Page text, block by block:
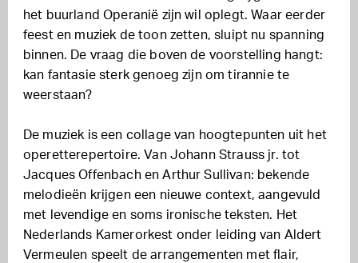
het buurland Operanië zijn wil oplegt. Waar eerder
feest en muziek de toon zetten, sluipt nu spanning
binnen. De vraag die boven de voorstelling hangt:
kan fantasie sterk genoeg zijn om tirannie te
weerstaan?
De muziek is een collage van hoogtepunten uit het
operetterepertoire. Van Johann Strauss jr. tot
Jacques Offenbach en Arthur Sullivan: bekende
melodieën krijgen een nieuwe context, aangevuld
met levendige en soms ironische teksten. Het
Nederlands Kamerorkest onder leiding van Aldert
Vermeulen speelt de arrangementen met flair,